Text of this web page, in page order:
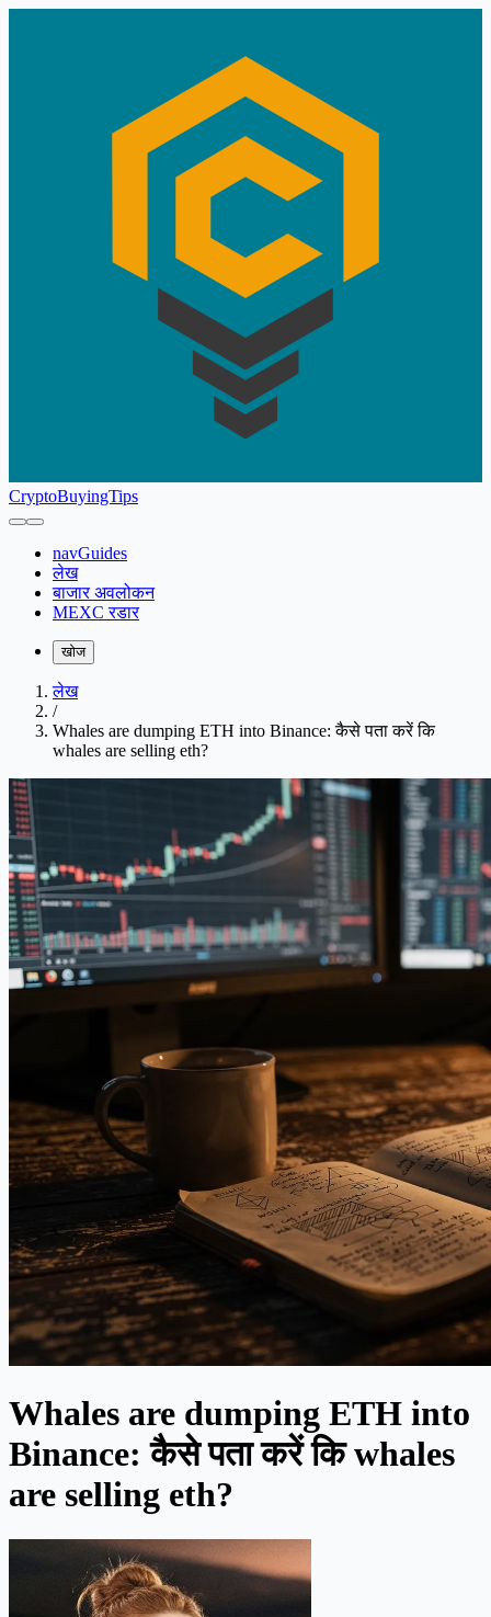
CryptoBuyingTips
navGuides
लेख
बाजार अवलोकन
MEXC रडार
खोज
लेख
/
Whales are dumping ETH into Binance: कैसे पता करें कि
whales are selling eth?
Whales are dumping ETH into
Binance: कैसे पता करें कि whales
are selling eth?